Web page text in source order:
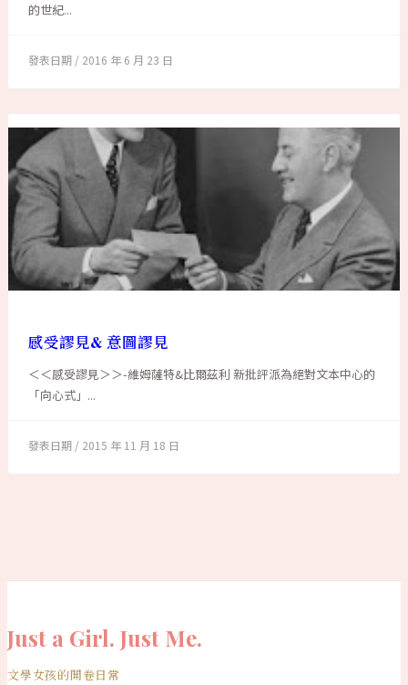
的世紀...
2016 年 6 月 23 日
感受謬見& 意圖謬見
＜＜感受謬見＞＞-維姆薩特&比爾茲利 新批評派為絕對文本中心的
「向心式」...
2015 年 11 月 18 日
Just a Girl. Just Me.
文學女孩的開卷日常